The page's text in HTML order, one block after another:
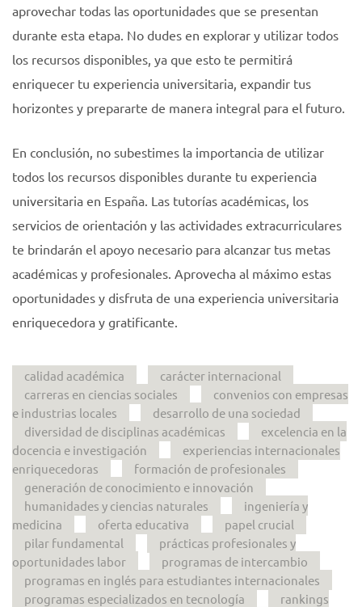
aprovechar todas las oportunidades que se presentan
durante esta etapa. No dudes en explorar y utilizar todos
los recursos disponibles, ya que esto te permitirá
enriquecer tu experiencia universitaria, expandir tus
horizontes y prepararte de manera integral para el futuro.
En conclusión, no subestimes la importancia de utilizar
todos los recursos disponibles durante tu experiencia
universitaria en España. Las tutorías académicas, los
servicios de orientación y las actividades extracurriculares
te brindarán el apoyo necesario para alcanzar tus metas
académicas y profesionales. Aprovecha al máximo estas
oportunidades y disfruta de una experiencia universitaria
enriquecedora y gratificante.
calidad académica
carácter internacional
carreras en ciencias sociales
convenios con empresas
e industrias locales
desarrollo de una sociedad
diversidad de disciplinas académicas
excelencia en la
docencia e investigación
experiencias internacionales
enriquecedoras
formación de profesionales
generación de conocimiento e innovación
humanidades y ciencias naturales
ingeniería y
medicina
oferta educativa
papel crucial
pilar fundamental
prácticas profesionales y
oportunidades labor
programas de intercambio
programas en inglés para estudiantes internacionales
programas especializados en tecnología
rankings